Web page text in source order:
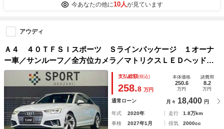
今あなたの他に10人が見ています
アウディ
Ａ４ ４０ＴＦＳＩスポーツ Ｓラインパッケージ １オーナ
ー車／サンルーフ／全方位カメラ／マトリクスＬＥＤヘッドラ
イト／衝突軽減ブレーキ／レーダークルーズコントロール／フ
ルセグＴＶ／シートヒーター／シートメモリー／パワーシート
／ハーフレザー
支払総額(税込)
258.8 万円
本体価格
250.6
万円
諸費用
8.2
万円
通常ローン 月々 18,400 円
年式 2020年 走行
1.8万km
車検
2027年1月 排気
2000cc